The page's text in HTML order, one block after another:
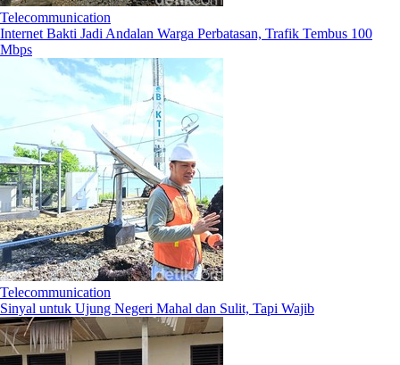
Telecommunication
Internet Bakti Jadi Andalan Warga Perbatasan, Trafik Tembus 100
Mbps
Telecommunication
Sinyal untuk Ujung Negeri Mahal dan Sulit, Tapi Wajib